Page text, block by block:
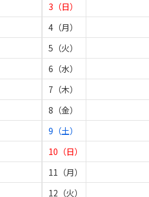
3（日）
4（月）
5（火）
6（水）
7（木）
8（金）
9（土）
10（日）
11（月）
12（火）